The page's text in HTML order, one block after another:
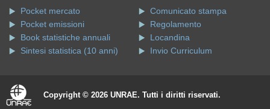
Pocket mercato
Pocket emissioni
Book statistiche annuali
Sintesi statistica (10 anni)
Comunicato stampa
Regolamento
Locandina
Invio Curriculum
Copyright © 2026 UNRAE. Tutti i diritti riservati.